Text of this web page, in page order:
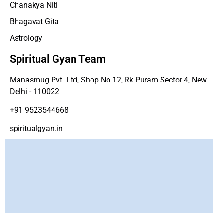
Chanakya Niti
Bhagavat Gita
Astrology
Spiritual Gyan Team
Manasmug Pvt. Ltd, Shop No.12, Rk Puram Sector 4, New
Delhi - 110022
+91 9523544668
spiritualgyan.in